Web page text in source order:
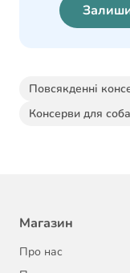
Повсякденні
Консерви для
Магазин
Про нас